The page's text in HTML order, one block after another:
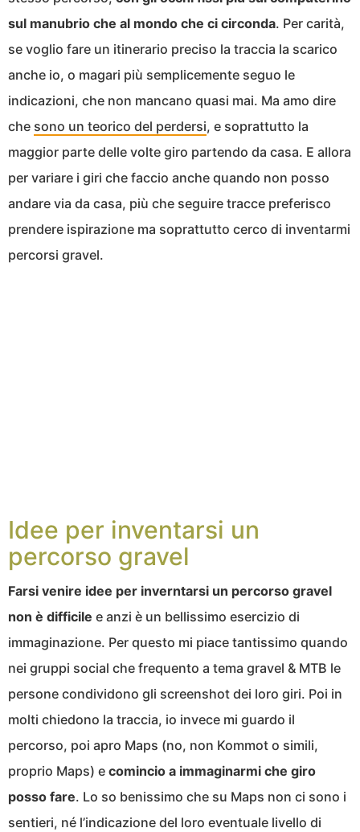
sul manubrio che al mondo che ci circonda. Per carità,
se voglio fare un itinerario preciso la traccia la scarico
anche io, o magari più semplicemente seguo le
indicazioni, che non mancano quasi mai. Ma amo dire
che sono un teorico del perdersi, e soprattutto la
maggior parte delle volte giro partendo da casa. E allora
per variare i giri che faccio anche quando non posso
andare via da casa, più che seguire tracce preferisco
prendere ispirazione ma soprattutto cerco di inventarmi
percorsi gravel.
Idee per inventarsi un
percorso gravel
Farsi venire idee per inverntarsi un percorso gravel
non è difficile e anzi è un bellissimo esercizio di
immaginazione. Per questo mi piace tantissimo quando
nei gruppi social che frequento a tema gravel & MTB le
persone condividono gli screenshot dei loro giri. Poi in
molti chiedono la traccia, io invece mi guardo il
percorso, poi apro Maps (no, non Kommot o simili,
proprio Maps) e comincio a immaginarmi che giro
posso fare. Lo so benissimo che su Maps non ci sono i
sentieri, né l’indicazione del loro eventuale livello di